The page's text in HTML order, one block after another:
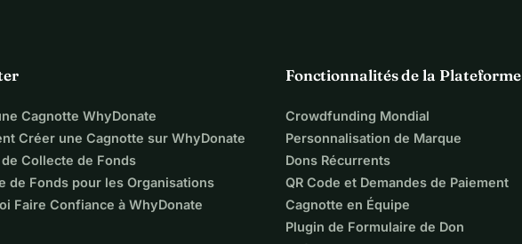
on a envie d'en connaître davantage à la fin du spectacle.
l'impression de réussir un pari impossible de
le présent tout en même temps le temps d'une seule pièce.
qualité et sur ce thème
une production indépendante : location du théâtre, salaires
Cagnotte WhyDonate
Créer une Cagnotte sur WhyDonate
Collecte de Fonds
de Fonds pour les Organisations
Faire Confiance à WhyDonate
Fonctionnalités de la Plateforme
Crowdfunding Mondial
Personnalisation de Marque
Dons Récurrents
QR Code et Demandes de Paiement
Cagnotte en Équipe
Plugin de Formulaire de Don